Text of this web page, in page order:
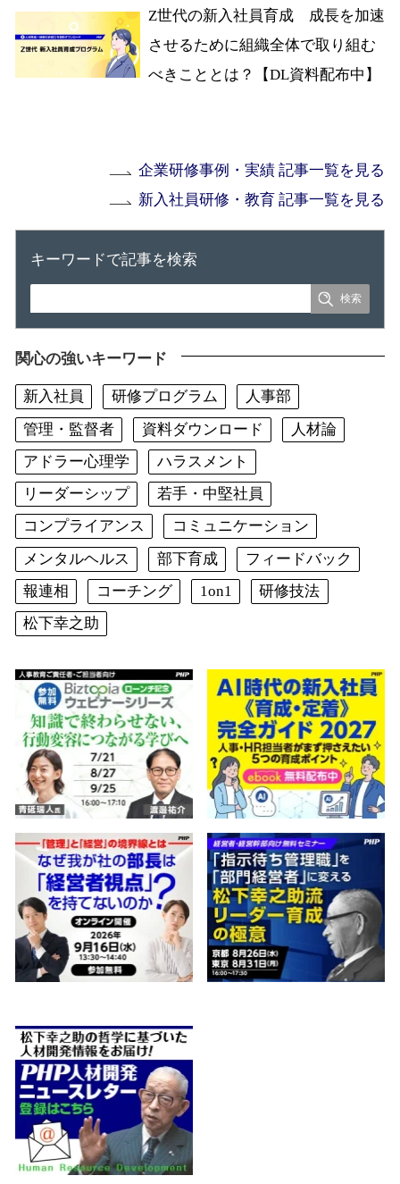
Z世代の新入社員育成 成長を加速
させるために組織全体で取り組む
べきこととは？【DL資料配布中】
企業研修事例・実績 記事一覧を見る
新入社員研修・教育 記事一覧を見る
キーワードで記事を検索
関心の強いキーワード
新入社員 研修プログラム
人事部
管理・監督者
資料ダウンロード
人材論
アドラー心理学
ハラスメント
リーダーシップ
若手・中堅社員
コンプライアンス
コミュニケーション
メンタルヘルス
部下育成
フィードバック
報連相
コーチング 1on1
研修技法
松下幸之助